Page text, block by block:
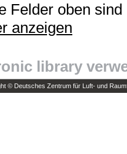
Felder oben
anzeigen
library
© Deutsches Zentrum für Luft- und